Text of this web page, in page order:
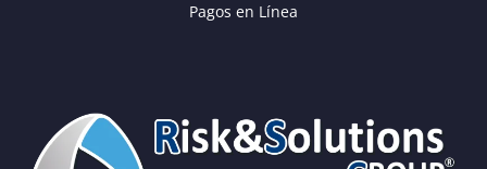
Pagos en Línea